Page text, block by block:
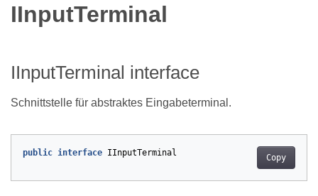
IInputTerminal
IInputTerminal interface
Schnittstelle für abstraktes Eingabeterminal.
Copy
public interface IInputTerminal